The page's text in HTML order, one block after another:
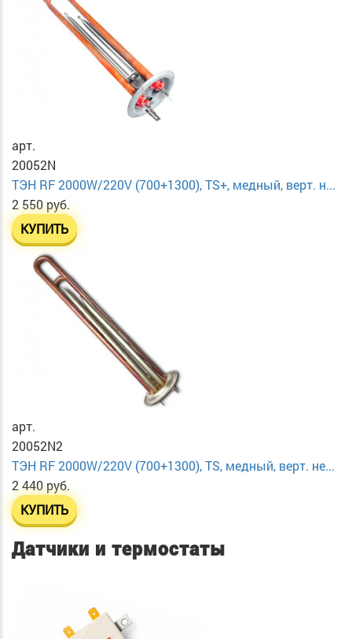
арт.
20052N
ТЭН RF 2000W/220V (700+1300), TS+, медный, верт. н...
2 550 руб.
КУПИТЬ
арт.
20052N2
ТЭН RF 2000W/220V (700+1300), TS, медный, верт. не...
2 440 руб.
КУПИТЬ
Датчики и термостаты